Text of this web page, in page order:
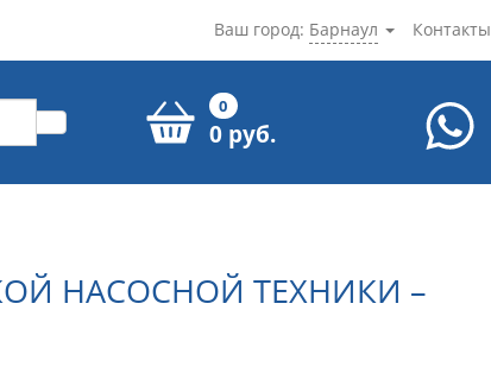
Контакты
Ваш город: Барнаул
0
0 руб.
НАСОСНОЙ ТЕХНИКИ –